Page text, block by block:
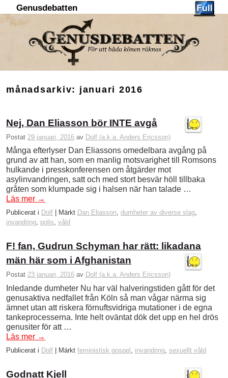
Genusdebatten
månadsarkiv: januari 2016
Nej, Dan Eliasson bör INTE avgå
Postat 29 januari, 2016 av Dolf (a.k.a. Anders Ericsson)
Många efterlyser Dan Eliassons omedelbara avgång på
grund av att han, som en manlig motsvarighet till Romsons
hulkande i presskonferensen om åtgärder mot
asylinvandringen, satt och med stort besvär höll tillbaka
gråten som klumpade sig i halsen när han talade …
Läs mer →
Publicerat i Dolf Märkt Dan Eliasson, dumheter av diverse slag,
invandring, polis, våld
F! fan, Gudrun Schyman har rätt: likadana
män här som i Afghanistan
Postat 23 januari, 2016 av Dolf (a.k.a. Anders Ericsson)
Inledande dumheter Nu har väl halveringstiden gått för det
genusaktiva nedfallet från Köln så man vågar närma sig
ämnet utan att riskera förnuftsvidriga mutationer i de egna
tankeprocesserna. Inte helt oväntat dök det upp en hel drös
genusiter för att …
Läs mer →
Publicerat i Dolf Märkt feministisk gospel invandring sexuellt våld
Godnatt Kjell